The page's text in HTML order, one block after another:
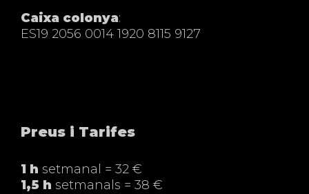
Caixa colonya:
ES19 2056 0014 1920 8115 9127
Preus i Tarifes
1 h setmanal = 32 €
1,5 h setmanals = 38 €